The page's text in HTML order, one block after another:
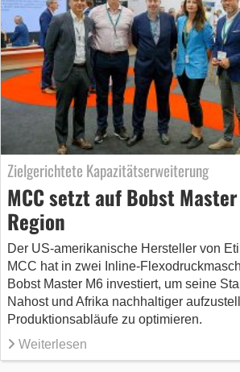
Zielgerichtete Kapazitätserweiterung
MCC setzt auf Bobst
Region
Der US-amerikanische Hersteller von
MCC hat in zwei Inline-
Bobst Master M6 investiert, um seine
Nahost und Afrika nachhaltiger
Produktionsabläufe zu optimieren.
Weiterlesen